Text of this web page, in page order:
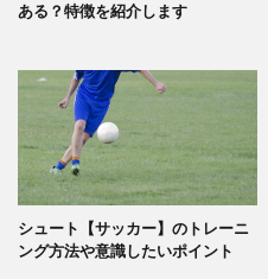
ある？特徴を紹介します
シュート【サッカー】のトレーニ
ング方法や意識したいポイント